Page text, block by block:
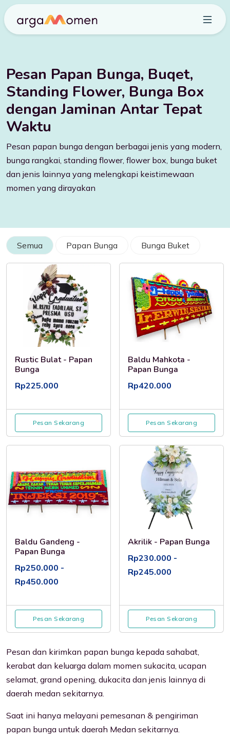
Pesan Papan Bunga, Buqet,
Standing Flower, Bunga Box
dengan Jaminan Antar Tepat
Waktu
Pesan papan bunga dengan berbagai jenis yang modern,
bunga rangkai, standing flower, flower box, bunga buket
dan jenis lainnya yang melengkapi keistimewaan
momen yang dirayakan
Semua Papan Bunga Bunga Buket
Rustic Bulat - Papan
Bunga
Rp225.000
Pesan Sekarang
Baldu Mahkota -
Papan Bunga
Rp420.000
Pesan Sekarang
Baldu Gandeng -
Papan Bunga
Rp250.000 -
Rp450.000
Pesan Sekarang
Akrilik - Papan Bunga
Rp230.000 -
Rp245.000
Pesan Sekarang
Pesan dan kirimkan papan bunga kepada sahabat,
kerabat dan keluarga dalam momen sukacita, ucapan
selamat, grand opening, dukacita dan jenis lainnya di
daerah medan sekitarnya.
Saat ini hanya melayani pemesanan & pengiriman
papan bunga untuk daerah Medan sekitarnya.